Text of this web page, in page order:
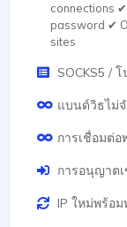
connections
password ✔
sites
SOCKS5 /
แบนด์วิธไม่
การเชื่อมต่
การอนุญาต
IP ใหม่พร้อ